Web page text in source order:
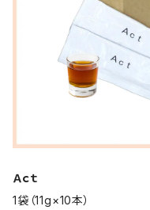
Ａｃｔ
1袋（11g×10本）